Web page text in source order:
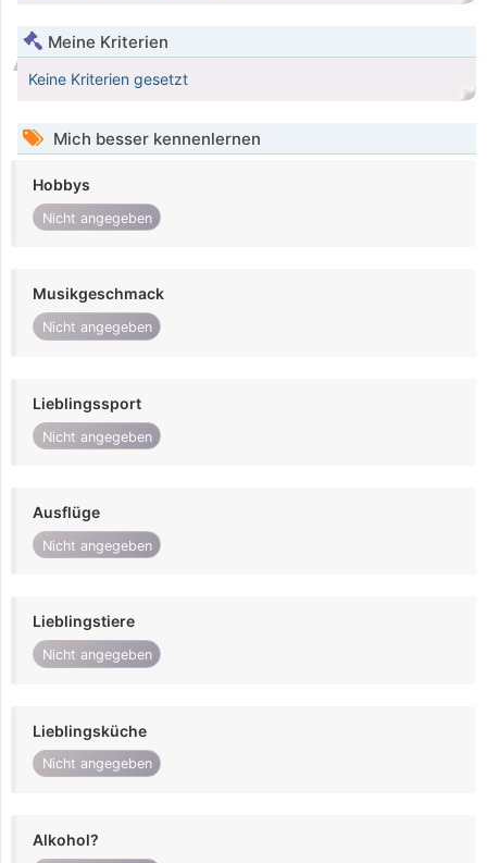
Meine Kriterien
Keine Kriterien gesetzt
Mich besser kennenlernen
Hobbys
Nicht angegeben
Musikgeschmack
Nicht angegeben
Lieblingssport
Nicht angegeben
Ausflüge
Nicht angegeben
Lieblingstiere
Nicht angegeben
Lieblingsküche
Nicht angegeben
Alkohol?